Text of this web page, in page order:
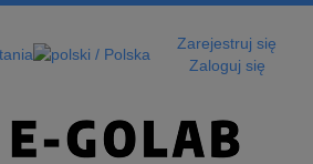
Zarejestruj się
Zaloguj się